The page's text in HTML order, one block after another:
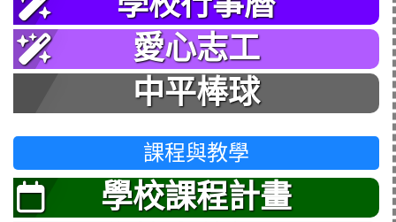
愛心志工
中平棒球
課程與教學
學校課程計畫